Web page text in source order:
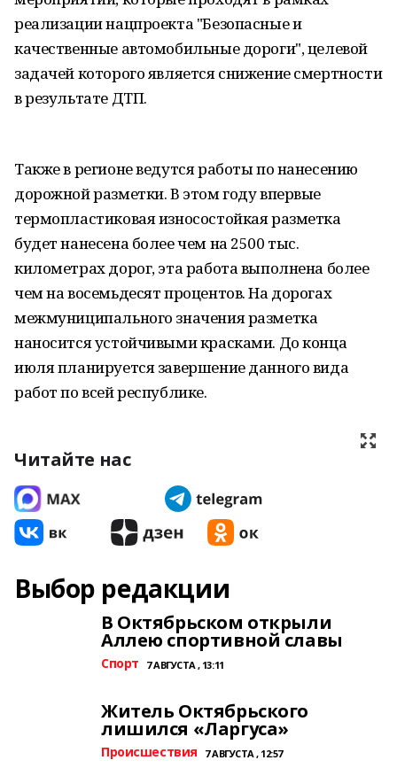
реализации нацпроекта "Безопасные и
качественные автомобильные дороги", целевой
задачей которого является снижение смертности
в результате ДТП.
Также в регионе ведутся работы по нанесению
дорожной разметки. В этом году впервые
термопластиковая износостойкая разметка
будет нанесена более чем на 2500 тыс.
километрах дорог, эта работа выполнена более
чем на восемьдесят процентов. На дорогах
межмуниципального значения разметка
наносится устойчивыми красками. До конца
июля планируется завершение данного вида
работ по всей республике.
Читайте нас
Выбор редакции
В Октябрьском открыли
Аллею спортивной славы
Спорт 7 АВГУСТА , 13:11
Житель Октябрьского
лишился «Ларгуса»
Происшествия 7 АВГУСТА , 12:57